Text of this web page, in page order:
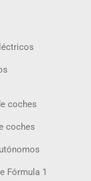
coches
coches
Fórmula 1